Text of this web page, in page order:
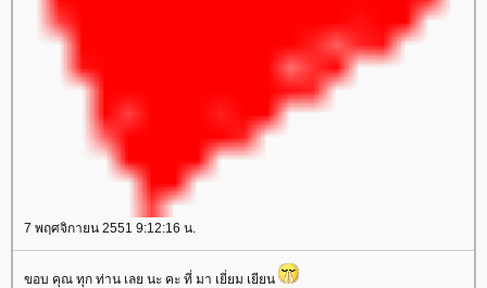
7 พฤศจิกายน 2551 9:12:16 น.
ขอบ คุณ ทุก ท่าน เลย นะ คะ ที่ มา เยี่ยม เยียน